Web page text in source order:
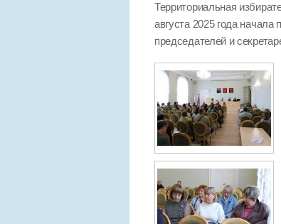
Территориальная
августа 2025 года
председателей и